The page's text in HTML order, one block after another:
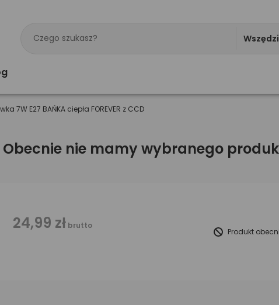
7W E27 BAŃKA ciepła FOREVER z CCD
Obecnie nie mamy wybranego
24,99 zł brutto
Produkt